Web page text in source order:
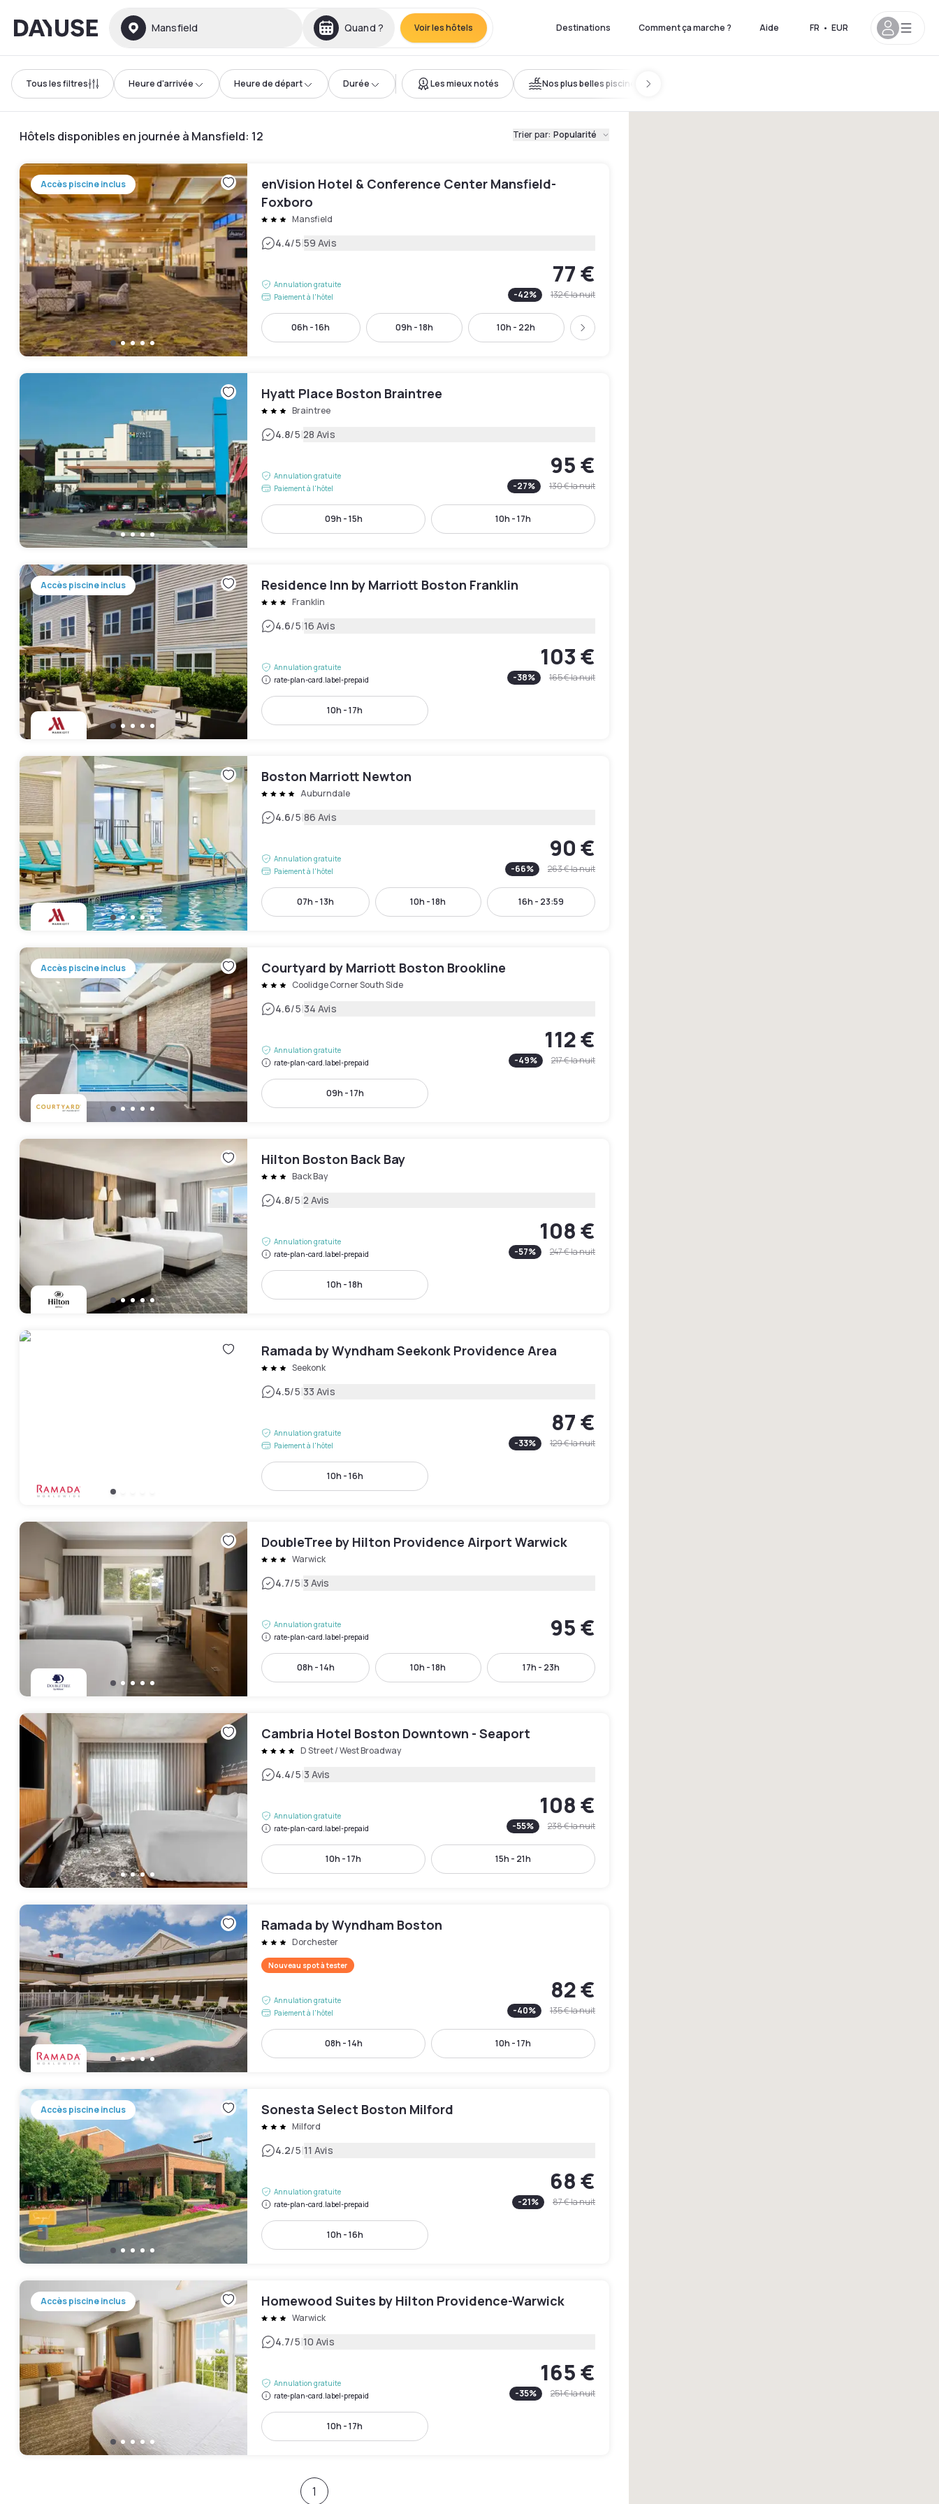
Dayuse Mansfield Quand ? Voir les hôtels Destinations Comment ça marche ? Aide FR • EUR
Tous les filtres Heure d'arrivée Heure de départ Durée Les mieux notés Nos plus belles piscines
Hôtels disponibles en journée à Mansfield: 12 Trier par: Popularité
Accès piscine inclus
enVision Hotel & Conference Center Mansfield-
Foxboro
Mansfield
4.4/5|59 Avis
Annulation gratuite
Paiement à l'hôtel
77 €
-42% 132 €la nuit
06h - 16h 09h - 18h 10h - 22h Suivant
Hyatt Place Boston Braintree
Braintree
4.8/5|28 Avis
Annulation gratuite
Paiement à l'hôtel
95 €
-27% 130 €la nuit
09h - 15h 10h - 17h
Accès piscine inclus Residence Inn by Marriott Boston Franklin
Franklin
4.6/5|16 Avis
Annulation gratuite
rate-plan-card.label-prepaid
103 €
-38% 165 €la nuit
10h - 17h
Boston Marriott Newton
Auburndale
4.6/5|86 Avis
Annulation gratuite
Paiement à l'hôtel
90 €
-66% 263 €la nuit
07h - 13h 10h - 18h 16h - 23:59
Accès piscine inclus Courtyard by Marriott Boston Brookline
Coolidge Corner South Side
4.6/5|34 Avis
Annulation gratuite
rate-plan-card.label-prepaid
112 €
-49% 217 €la nuit
09h - 17h
Hilton Boston Back Bay
Back Bay
4.8/5|2 Avis
Annulation gratuite
rate-plan-card.label-prepaid
108 €
-57% 247 €la nuit
10h - 18h
Ramada by Wyndham Seekonk Providence Area
Seekonk
4.5/5|33 Avis
Annulation gratuite
Paiement à l'hôtel
87 €
-33% 129 €la nuit
10h - 16h
DoubleTree by Hilton Providence Airport Warwick
Warwick
4.7/5|3 Avis
Annulation gratuite
rate-plan-card.label-prepaid
95 €
08h - 14h 10h - 18h 17h - 23h
Cambria Hotel Boston Downtown - Seaport
D Street / West Broadway
4.4/5|3 Avis
Annulation gratuite
rate-plan-card.label-prepaid
108 €
-55% 238 €la nuit
10h - 17h 15h - 21h
Ramada by Wyndham Boston
Dorchester
Nouveau spot à tester
Annulation gratuite
Paiement à l'hôtel
82 €
-40% 135 €la nuit
08h - 14h 10h - 17h
Accès piscine inclus Sonesta Select Boston Milford
Milford
4.2/5|11 Avis
Annulation gratuite
rate-plan-card.label-prepaid
68 €
-21% 87 €la nuit
10h - 16h
Accès piscine inclus Homewood Suites by Hilton Providence-Warwick
Warwick
4.7/5|10 Avis
Annulation gratuite
rate-plan-card.label-prepaid
165 €
-35% 251 €la nuit
10h - 17h
1